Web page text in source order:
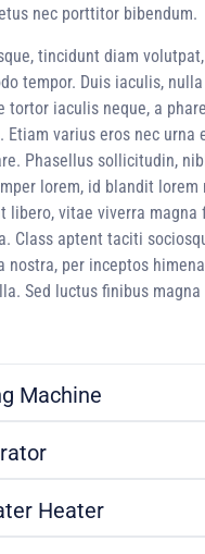
nec porttitor bibendum.
tincidunt diam
tempor. Duis iaculis,
tortor iaculis neque, a
Etiam varius eros nec urna
Phasellus sollicitudin,
lorem, id blandit lorem
libero, vitae viverra magna
Class aptent taciti
nostra, per inceptos
Sed luctus finibus magna
Machine
Heater